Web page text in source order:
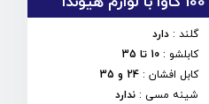
گلند: دارد
کابلشو : 10 تا 35
کابل افشان: 24 و 35
شینه مسی : ندارد